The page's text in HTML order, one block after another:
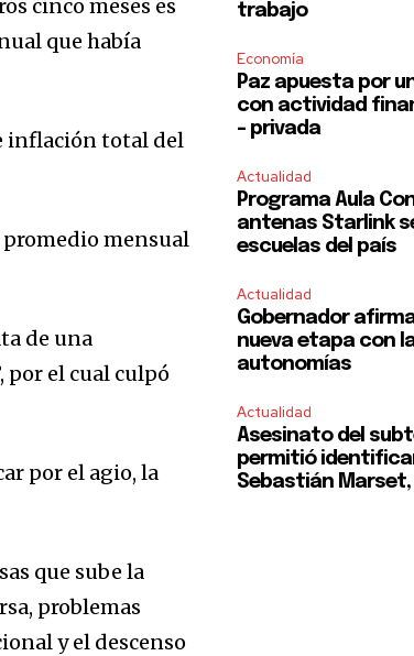
cinco meses es
que había
inflación total del
promedio mensual
de una
por el cual culpó
por el agio, la
que sube la
problemas
y el descenso
trabajo
Economía
Paz apuesta por
con actividad
– privada
Actualidad
Programa Aula
antenas Starlink
escuelas del país
Actualidad
Gobernador
nueva etapa con
autonomías
Actualidad
Asesinato del
permitió
Sebastián